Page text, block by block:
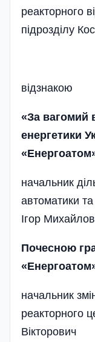
реакторного
підрозділу
відзнакою
«За вагомий
енергетики
начальник
автоматики
Ігор
Почесною
начальник
реакторного
Вікторович